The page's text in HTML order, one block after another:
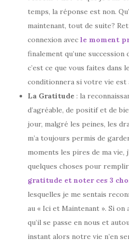
temps, la réponse est non.
maintenant, tout de suite?
connexion avec le moment
finalement qu’une
c’est ce que vous faites dans
conditionnera si votre vie est
La Gratitude : la
d’agréable, de positif et de
jour, malgré les peines, les
m’a toujours permis de
moments les pires de ma vie,
quelques choses pour remplir
gratitude et noter ces 3
lesquelles je me sentais
au « Ici et Maintenant ». Si
qu’il se passe en nous et
instant alors notre vie n’en